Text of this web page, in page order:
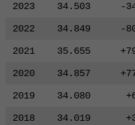
2023
34.503 -
2022
34.849 -
2021
35.655
2020
34.857
2019
34.080
2018
34.019